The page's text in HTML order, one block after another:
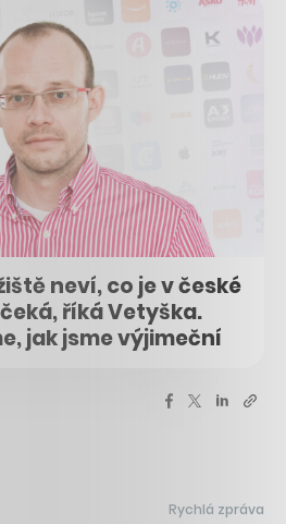
neví, co je v české
říká Vetyška.
jak jsme výjimeční
Rychlá zpráva